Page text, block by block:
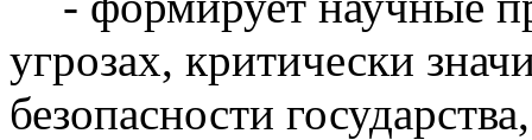
угрозах, критически
безопасности